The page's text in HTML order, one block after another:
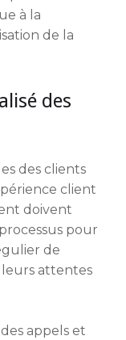
à la
de la
des
des clients
client
doivent
pour
de
attentes
appels et